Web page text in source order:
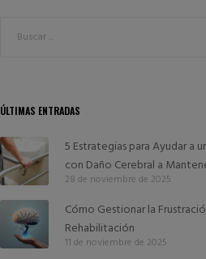
ÚLTIMAS ENTRADAS
5 Estrategias para Ayudar a
con Daño Cerebral a
Independencia
28 de noviembre de 2025
Cómo Gestionar la
Rehabilitación
11 de noviembre de 2025